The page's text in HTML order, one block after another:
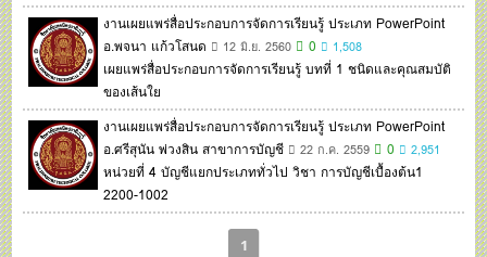
งานเผยแพร่สื่อประกอบการจัดการเรียนรู้ ประเภท PowerPoint
อ.พจนา แก้วโสนด
12 มิ.ย. 2560 0 1,508
เผยแพร่สื่อประกอบการจัดการเรียนรู้ บทที่ 1 ชนิดและคุณสมบัติ
ของเส้นใย
งานเผยแพร่สื่อประกอบการจัดการเรียนรู้ ประเภท PowerPoint
อ.ศรีสุนัน พ่วงสิน สาขาการบัญชี
22 ก.ค. 2559 0 2,951
หน่วยที่ 4 บัญชีแยกประเภททั่วไป วิชา การบัญชีเบื้องต้น1
2200-1002
1